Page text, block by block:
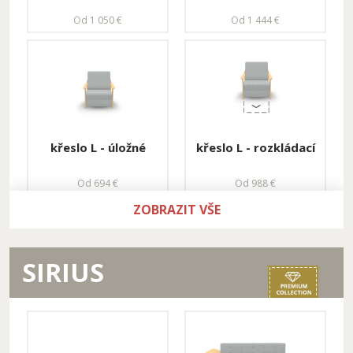
rozkládací
Od 2 331 €
trojkřeslo L
kombinované -
rozkládací, úložné
rohová sestava L -
rozkládací, pravá
Od 3 001 €
rohová sestava XL -
rozkládací, pravá
Od 3 263 €
Od 1 050 € Od 1 444 €
křeslo L - úložné
Od 694 €
křeslo L - rozkládací
Od 988 €
Od 811 €
ZOBRAZIT VŠE
SIRIUS